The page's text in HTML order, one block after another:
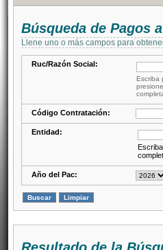
Búsqueda de Pagos
Llene uno o más campos para
Ruc/Razón Social:
Escriba
Código Contratación:
Entidad:
Año del Pac: